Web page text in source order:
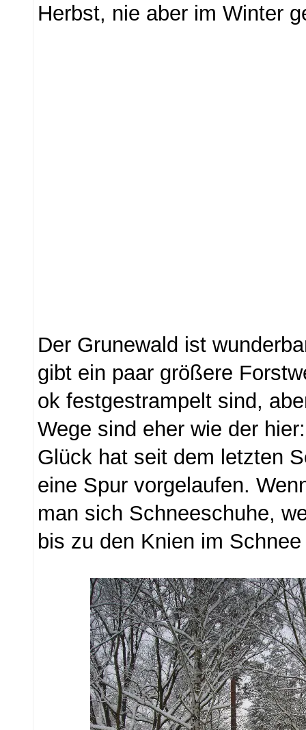
Herbst, nie aber im Winter
Der Grunewald ist
gibt ein paar größere
ok festgestrampelt sind,
Wege sind eher wie der
Glück hat seit dem letzten
eine Spur vorgelaufen.
man sich Schneeschuhe,
bis zu den Knien im